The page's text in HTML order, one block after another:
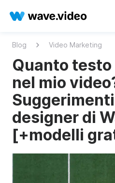
Blog Video Marketing
Quanto testo
nel mio
designer di
[+modelli